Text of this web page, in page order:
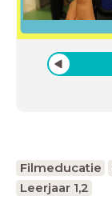
Filmeducatie
Leerjaar 1,2